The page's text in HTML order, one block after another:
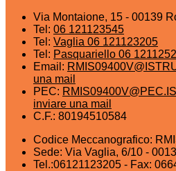
Via Montaione, 15 - 00139
Tel: 06 121123545
Tel: Vaglia 06 121123205
Tel: Pasquariello 06
Email:
una mail
PEC:
inviare una mail
C.F.: 80194510584
Codice Meccanografico:
Sede: Via Vaglia, 6/10 -
Tel.:06121123205 - Fax: